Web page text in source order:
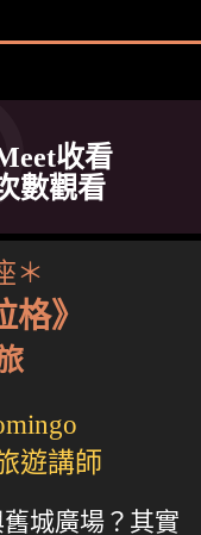
收看
數觀看
＊
格》
遊講師
城廣場？其實